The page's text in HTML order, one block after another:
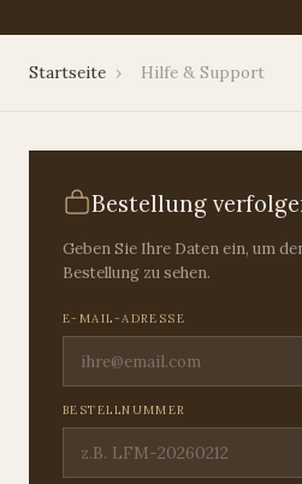
Startseite › Hilfe & Support
Bestellung
Geben Sie Ihre Daten ein, um
Bestellung zu sehen.
E-MAIL-ADRESSE
BESTELLNUMMER